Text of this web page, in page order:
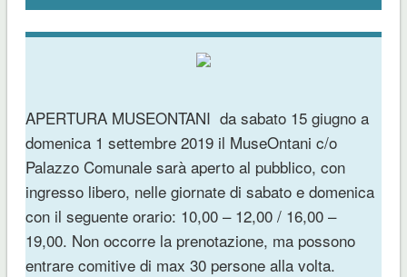
APERTURA MUSEONTANI da sabato 15 giugno a
domenica 1 settembre 2019 il MuseOntani c/o
Palazzo Comunale sarà aperto al pubblico, con
ingresso libero, nelle giornate di sabato e domenica
con il seguente orario: 10,00 – 12,00 / 16,00 –
19,00. Non occorre la prenotazione, ma possono
entrare comitive di max 30 persone alla volta.